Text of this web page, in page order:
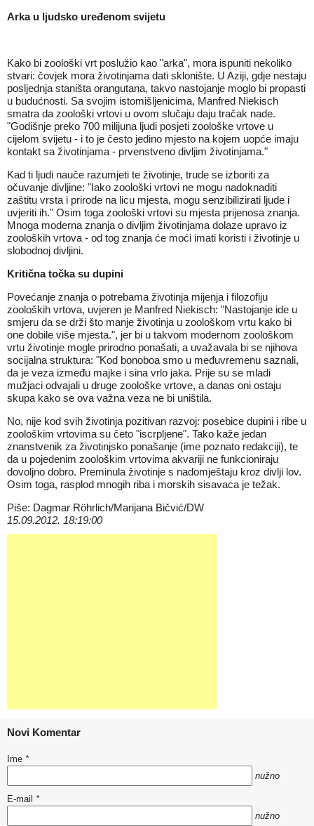
Arka u ljudsko uređenom svijetu
Kako bi zoološki vrt poslužio kao "arka", mora ispuniti nekoliko
stvari: čovjek mora životinjama dati sklonište. U Aziji, gdje nestaju
posljednja staništa orangutana, takvo nastojanje moglo bi propasti
u budućnosti. Sa svojim istomišljenicima, Manfred Niekisch
smatra da zoološki vrtovi u ovom slučaju daju tračak nade.
"Godišnje preko 700 milijuna ljudi posjeti zoološke vrtove u
cijelom svijetu - i to je često jedino mjesto na kojem uopće imaju
kontakt sa životinjama - prvenstveno divljim životinjama."
Kad ti ljudi nauče razumjeti te životinje, trude se izboriti za
očuvanje divljine: "Iako zoološki vrtovi ne mogu nadoknaditi
zaštitu vrsta i prirode na licu mjesta, mogu senzibilizirati ljude i
uvjeriti ih." Osim toga zoološki vrtovi su mjesta prijenosa znanja.
Mnoga moderna znanja o divljim životinjama dolaze upravo iz
zooloških vrtova - od tog znanja će moći imati koristi i životinje u
slobodnoj divljini.
Kritična točka su dupini
Povećanje znanja o potrebama životinja mijenja i filozofiju
zooloških vrtova, uvjeren je Manfred Niekisch: "Nastojanje ide u
smjeru da se drži što manje životinja u zoološkom vrtu kako bi
one dobile više mjesta.", jer bi u takvom modernom zoološkom
vrtu životinje mogle prirodno ponašati, a uvažavala bi se njihova
socijalna struktura: "Kod bonoboa smo u međuvremenu saznali,
da je veza između majke i sina vrlo jaka. Prije su se mladi
mužjaci odvajali u druge zoološke vrtove, a danas oni ostaju
skupa kako se ova važna veza ne bi uništila.
No, nije kod svih životinja pozitivan razvoj: posebice dupini i ribe u
zoološkim vrtovima su četo "iscrpljene". Tako kaže jedan
znanstvenik za životinjsko ponašanje (ime poznato redakciji), te
da u pojedenim zoološkim vrtovima akvariji ne funkcioniraju
dovoljno dobro. Preminula životinje s nadomještaju kroz divlji lov.
Osim toga, rasplod mnogih riba i morskih sisavaca je težak.
Piše: Dagmar Röhrlich/Marijana Bičvić/DW
15.09.2012. 18:19:00
Novi Komentar
Ime *
nužno
E-mail *
nužno